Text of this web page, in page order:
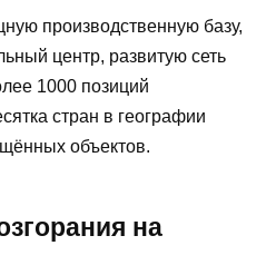
производственную базу,
центр, развитую сеть
1000 позиций
стран в географии
объектов.
на